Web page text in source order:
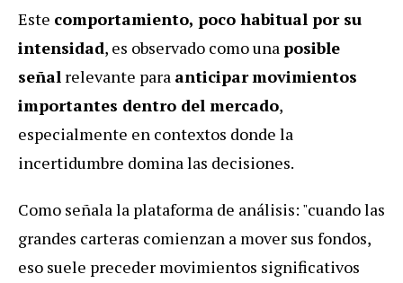
Este comportamiento, poco habitual por su
intensidad, es observado como unaposible
señal relevante para anticiparmovimientos
importantes dentro del mercado,
especialmente en contextos donde la
incertidumbre domina las decisiones.
Como señala la plataforma de análisis: "cuando las
grandes carteras comienzan a mover sus fondos,
eso suele preceder movimientos significativos